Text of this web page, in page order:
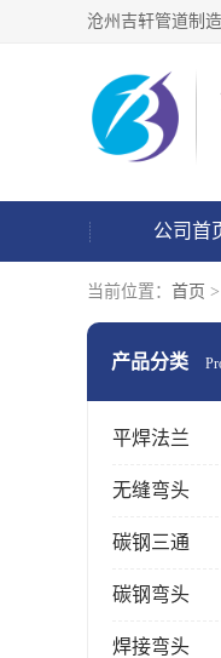
公司首
当前位置： 首页 >
产品分类
平焊法兰
无缝弯头
碳钢三通
碳钢弯头
焊接弯头